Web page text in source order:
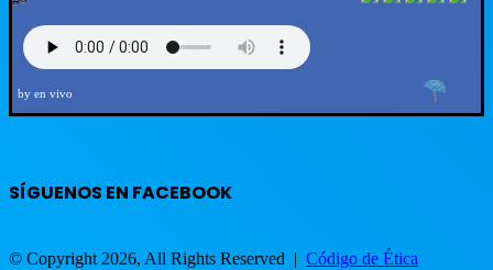
by en vivo
SÍGUENOS EN FACEBOOK
© Copyright 2026, All Rights Reserved | Código de Ética